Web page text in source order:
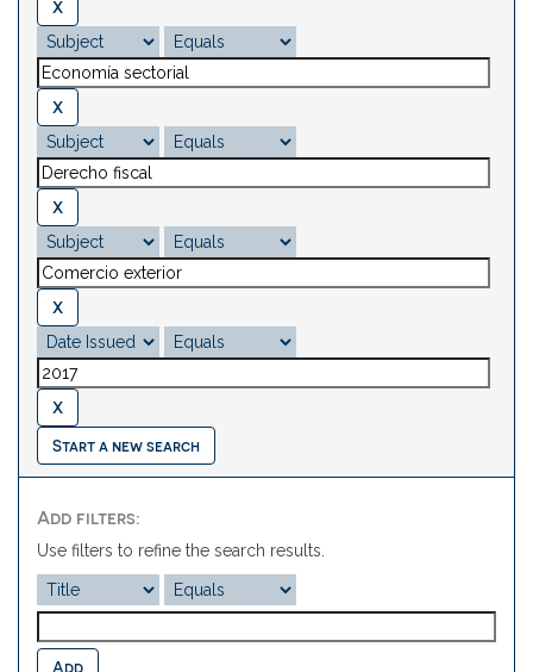
Start a new search
Add filters:
Use filters to refine the search results.